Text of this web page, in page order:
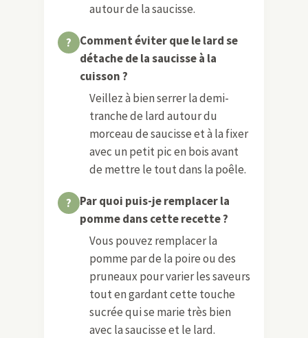
autour de la saucisse.
Comment éviter que le lard se
détache de la saucisse à la
cuisson ?
Veillez à bien serrer la demi-
tranche de lard autour du
morceau de saucisse et à la fixer
avec un petit pic en bois avant
de mettre le tout dans la poêle.
Par quoi puis-je remplacer la
pomme dans cette recette ?
Vous pouvez remplacer la
pomme par de la poire ou des
pruneaux pour varier les saveurs
tout en gardant cette touche
sucrée qui se marie très bien
avec la saucisse et le lard.